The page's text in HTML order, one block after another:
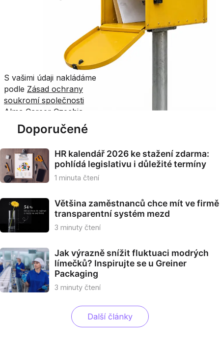
S vašimi údaji nakládáme
podle Zásad ochrany
soukromí společnosti
Alma Career Czechia
s.r.o.Doporučené
HR kalendář 2026 ke stažení zdarma:
pohlídá legislativu i důležité termíny
1 minuta čtení
Většina zaměstnanců chce mít ve firmě
transparentní systém mezd
3 minuty čtení
Jak výrazně snížit fluktuaci modrých
límečků? Inspirujte se u Greiner
Packaging
3 minuty čtení
Další články